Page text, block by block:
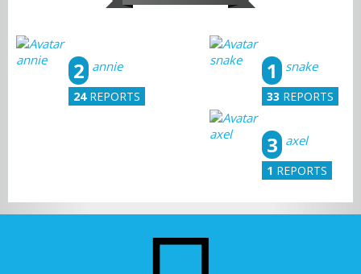
snake
1
33 REPORTS
annie
2
24REPORTS
axel
3
1 REPORTS